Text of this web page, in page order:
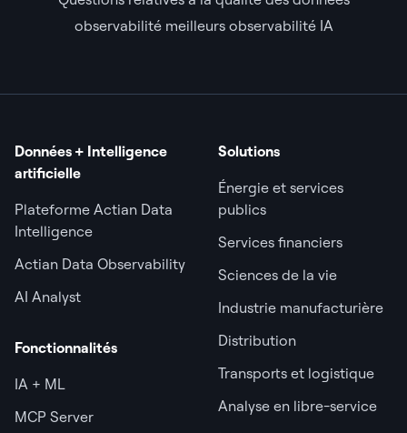
observabilité meilleurs observabilité IA
Données + Intelligence
artificielle
Plateforme Actian Data
Intelligence
Actian Data Observability
AI Analyst
Fonctionnalités
IA + ML
MCP Server
Solutions
Énergie et services
publics
Services financiers
Sciences de la vie
Industrie manufacturière
Distribution
Transports et logistique
Analyse en libre-service